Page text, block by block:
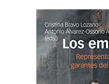
Sammlungen
Antiquarische Bücher
Kunst & Sammlerstücke
Verkäufer werden